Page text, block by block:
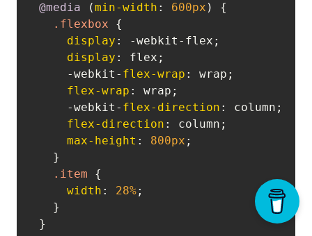
@media (min-width : 600px ) {
.flexbox {
display : -webkit-flex;
display : flex;
    -webkit-
flex-wrap : wrap;
flex-wrap : wrap;
    -webkit-
flex-direction : column;
flex-direction : column;
max-height : 800px ;
  }
.item {
width : 28%;
  }